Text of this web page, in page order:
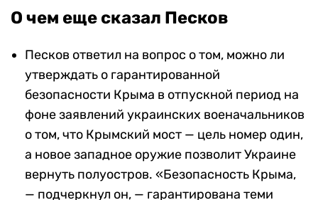
О чем еще сказал Песков
Песков ответил на вопрос о том, можно ли
утверждать о гарантированной
безопасности Крыма в отпускной период на
фоне заявлений украинских военачальников
о том, что Крымский мост — цель номер один,
а новое западное оружие позволит Украине
вернуть полуостров. «Безопасность Крыма,
— подчеркнул он, — гарантирована теми